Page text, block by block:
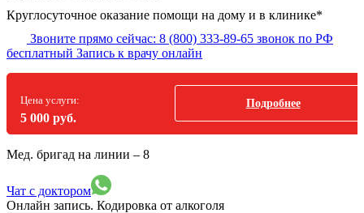
Круглосуточное оказание помощи на дому и в клинике*
Звоните прямо сейчас: 8 (800) 333-89-65 звонок по РФ
бесплатный Запись к врачу онлайн
Цена услуги:
5 000 руб.
Подробнее
Мед. бригад на линии – 8
Чат с доктором
Онлайн запись. Кодировка от алкоголя